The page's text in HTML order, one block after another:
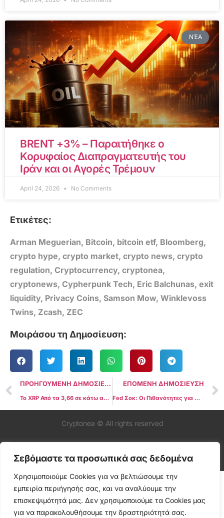
Σεβόμαστε τα προσωπικά σας δεδομένα
Χρησιμοποιούμε Cookies για να βελτιώσουμε την
εμπειρία περιήγησής σας, και να αναλύουμε την
επισκεψιμότητά μας. Δεν χρησιμοποιούμε τα Cookies μας
για να παρακολουθήσουμε την δραστηριότητά σας.
ΝΈΑ
BRENT +3% – Παραιτήθηκε ο
Κορυφαίος Διαπραγματευτής του
Ιράν και οι Αγορές Τρέμουν
April 24, 2026 No Comments
Ετικέτες:
Arman Meguerian, Bitcoin, bitcoin etf, Bloomberg,
crypto hype, crypto market, crypto news, crypto
regulation, Cryptocurrency, cryptonea,
cryptonews, Cypherpunk Tech, Eric Balchunas, exit
liquidity, Privacy Coins, Samson Mow, Winklevoss
Twins, Zcash, ZEC
Μοιράσου τη Δημοσίευση:
ΠΡΟΗΓΟΥΜΕΝΗ ΔΗΜΟΣΙΕΥΣΗ
Το XRP Από τα 3,66 σε κάτω από 2 δολάρια: Τι άλλαξε?
ΕΠΟΜΕΝΗ ΔΗΜΟΣΙΕΥΣΗ
Fed Σοκ: Οι Πιθανότητες για Μείωση Επιτοκίων τον Δεκέμβριο Πετάχτηκαν από 30% σε 71% – Έρχεται Μεγάλο Ράλι στην Αγορά;
Cryptonea © All rights reserved